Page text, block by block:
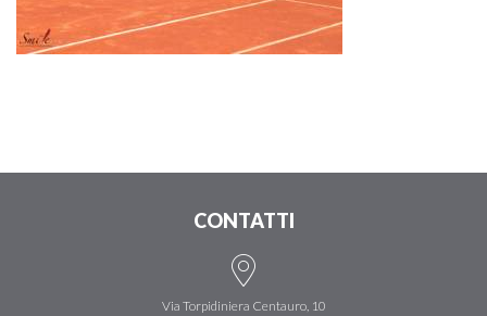
CONTATTI
Via Torpidiniera Centauro, 10